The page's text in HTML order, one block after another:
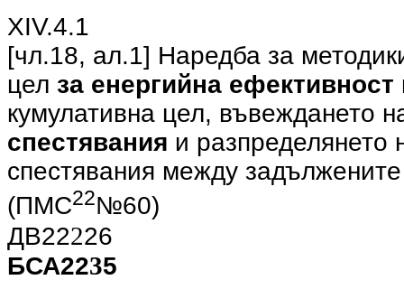
ХIV.4.1
[чл.18, ал.1] Наредба за
цел за енергийна ефективност
кумулативна цел, въвеждането
спестявания и разпределянето
спестявания между
(ПМС22№60)
ДВ22226
БСА2235